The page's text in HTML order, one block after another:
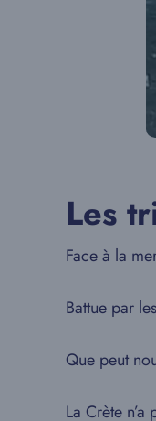
Les
Face à la
Battue par
Que peut
La Crète